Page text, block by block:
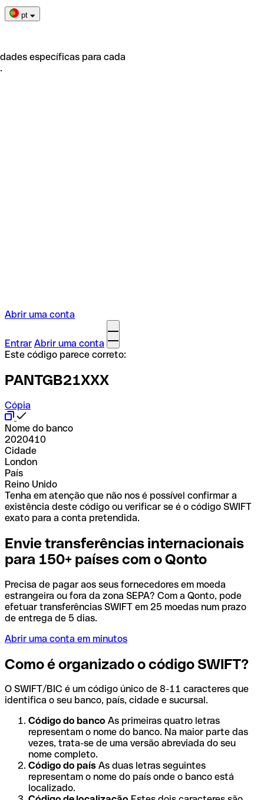
pt
específicas para cada
Abrir uma conta
Entrar Abrir uma conta
Este código parece correto:
PANTGB21XXX
Cópia
Nome do banco
2020410
Cidade
London
País
Reino Unido
Tenha em atenção que não nos é possível confirmar a
existência deste código ou verificar se é o código SWIFT
exato para a conta pretendida.
Envie transferências internacionais
para 150+ países com o Qonto
Precisa de pagar aos seus fornecedores em moeda
estrangeira ou fora da zona SEPA? Com a Qonto, pode
efetuar transferências SWIFT em 25 moedas num prazo
de entrega de 5 dias.
Abrir uma conta em minutos
Como é organizado o código SWIFT?
O SWIFT/BIC é um código único de 8-11 caracteres que
identifica o seu banco, país, cidade e sucursal.
Código do banco As primeiras quatro letras
representam o nome do banco. Na maior parte das
vezes, trata-se de uma versão abreviada do seu
nome completo.
Código do país As duas letras seguintes
representam o nome do país onde o banco está
localizado.